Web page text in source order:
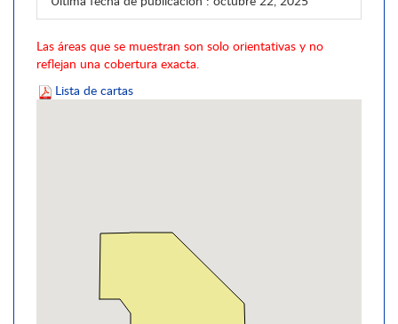
Las áreas que se muestran son solo orientativas y no
reflejan una cobertura exacta.
Lista de cartas